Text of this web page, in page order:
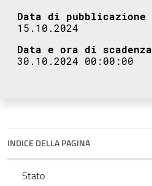
Data di pubblicazione
15.10.2024
Data e ora di scadenza
30.10.2024 00:00:00
INDICE DELLA PAGINA
Stato